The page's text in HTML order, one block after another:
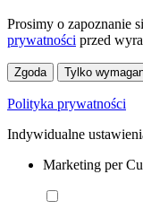
Prosimy o zapoznanie
prywatności przed
Zgoda Tylko
Polityka prywatności
Indywidualne
Marketing per